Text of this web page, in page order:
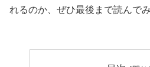
れるのか、ぜひ最後まで読んで